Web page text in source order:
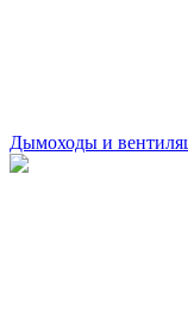
Дымоходы и